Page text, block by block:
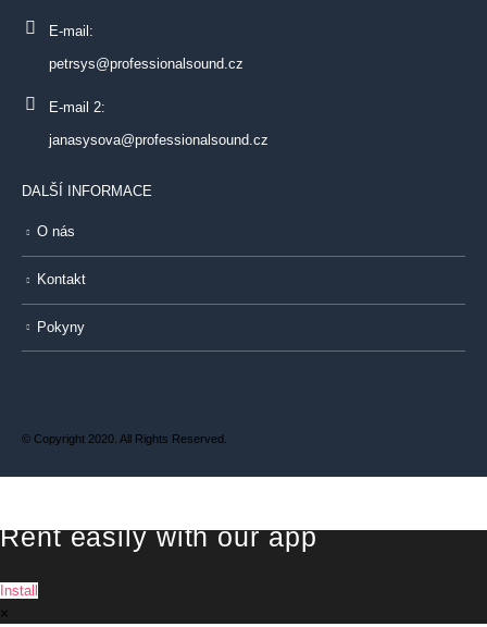
E-mail:
petrsys@professionalsound.cz
E-mail 2:
janasysova@professionalsound.cz
DALŠÍ INFORMACE
O nás
Kontakt
Pokyny
© Copyright 2020. All Rights Reserved.
Rent easily with our app
Install
×